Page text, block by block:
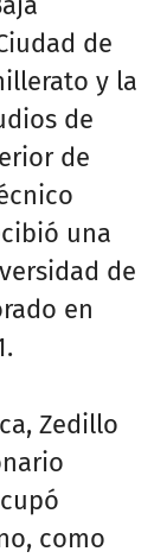
de
y la
de
de
una
de
en
Zedillo
como